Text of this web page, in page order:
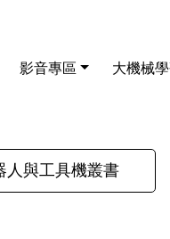
影音專區 大機械
人與工具機叢書